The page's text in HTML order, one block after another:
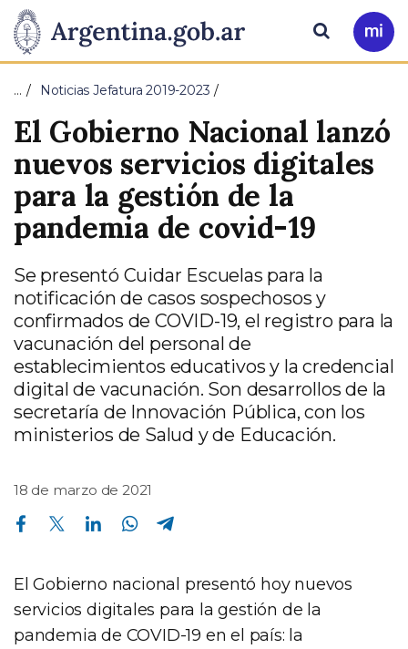
Presidencia
de
la
Nación
Pasar al contenido principal
Ir
a
Buscar
… Noticias Jefatura 2019-2023
El Gobierno Nacional lanzó
nuevos servicios digitales
para la gestión de la
pandemia de covid-19
Se presentó Cuidar Escuelas para la
notificación de casos sospechosos y
confirmados de COVID-19, el registro para la
vacunación del personal de
establecimientos educativos y la credencial
digital de vacunación. Son desarrollos de la
secretaría de Innovación Pública, con los
ministerios de Salud y de Educación.
18 de marzo de 2021
Compartir en Facebook Compartir en Twitter Compartir en Linkedin Compartir en Whatsapp
El Gobierno nacional presentó hoy nuevos
servicios digitales para la gestión de la
pandemia de COVID-19 en el país: la